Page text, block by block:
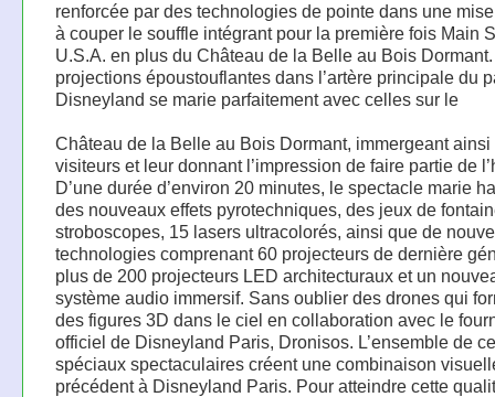
renforcée par des technologies de pointe dans une
à couper le souffle intégrant pour la première fois Main
U.S.A. en plus du Château de la Belle au Bois
projections époustouflantes dans l’artère principale du
Disneyland se marie parfaitement avec celles sur le
Château de la Belle au Bois Dormant, immergeant ainsi
visiteurs et leur donnant l’impression de faire partie de
D’une durée d’environ 20 minutes, le spectacle marie
des nouveaux effets pyrotechniques, des jeux de
stroboscopes, 15 lasers ultracolorés, ainsi que de
technologies comprenant 60 projecteurs de dernière
plus de 200 projecteurs LED architecturaux et un
système audio immersif. Sans oublier des drones qui
des figures 3D dans le ciel en collaboration avec le
officiel de Disneyland Paris, Dronisos. L’ensemble de
spéciaux spectaculaires créent une combinaison
précédent à Disneyland Paris. Pour atteindre cette